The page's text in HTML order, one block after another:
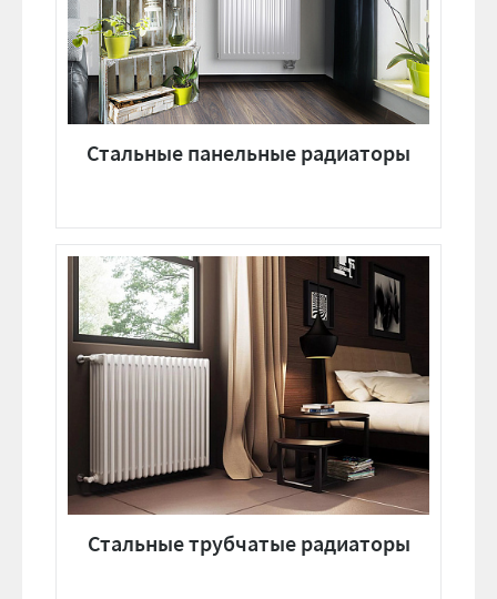
Стальные панельные радиаторы
Стальные трубчатые радиаторы